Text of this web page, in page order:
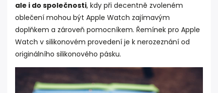
ale i do společnosti, kdy při decentně zvoleném
oblečení mohou být Apple Watch zajímavým
doplňkem a zároveň pomocníkem. Řemínek pro Apple
Watch v silikonovém provedení je k nerozeznání od
originálního silikonového pásku.